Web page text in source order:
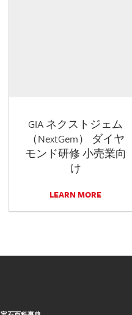
GIA ネクストジェム
（NextGem） ダイヤ
モンド研修 小売業向
け
LEARN MORE